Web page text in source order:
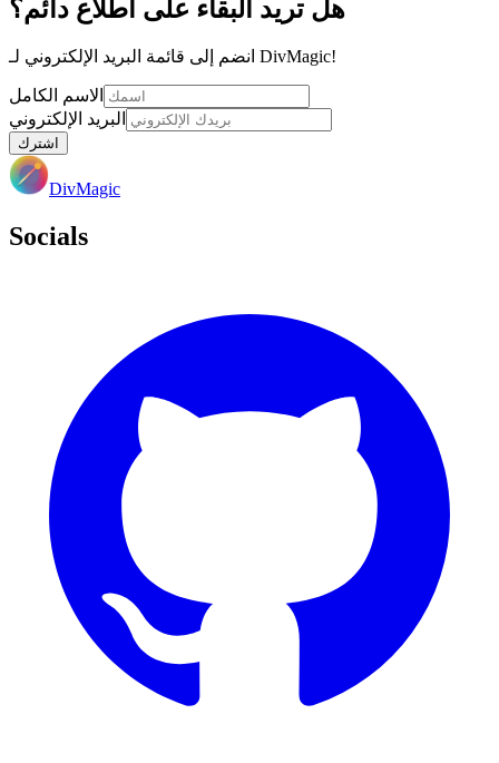
هل تريد البقاء على اطلاع دائم؟
انضم إلى قائمة البريد الإلكتروني لـ DivMagic!
الاسم الكامل
البريد الإلكتروني
اشترك
DivMagic
Socials